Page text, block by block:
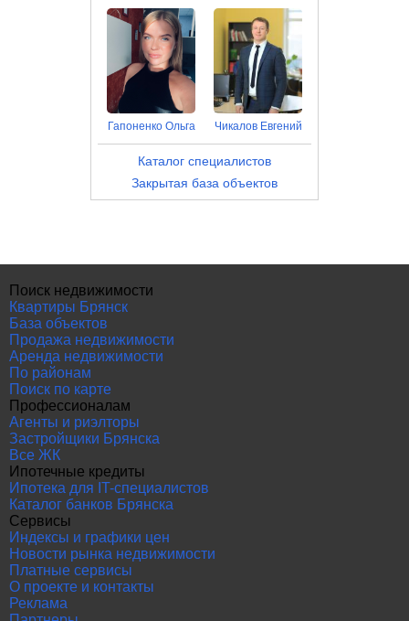
Гапоненко Ольга Чикалов Евгений
Каталог специалистов
Закрытая база объектов
Поиск недвижимости
Квартиры Брянск
База объектов
Продажа недвижимости
Аренда недвижимости
По районам
Поиск по карте
Профессионалам
Агенты и риэлторы
Застройщики Брянска
Все ЖК
Ипотечные кредиты
Ипотека для IT-специалистов
Каталог банков Брянска
Сервисы
Индексы и графики цен
Новости рынка недвижимости
Платные сервисы
О проекте и контакты
Реклама